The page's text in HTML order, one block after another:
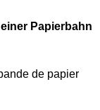
Papierbahn
de papier